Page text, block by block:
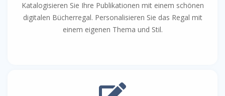
Katalogisieren Sie Ihre Publikationen mit einem schönen
digitalen Bücherregal. Personalisieren Sie das Regal mit
einem eigenen Thema und Stil.